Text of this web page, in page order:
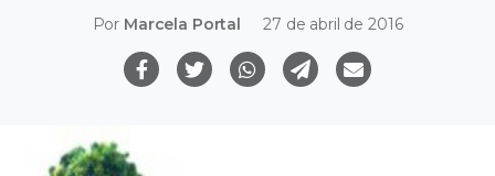
Por Marcela Portal 27 de abril de 2016